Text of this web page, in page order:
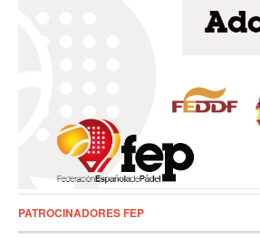
PATROCINADORES FEP